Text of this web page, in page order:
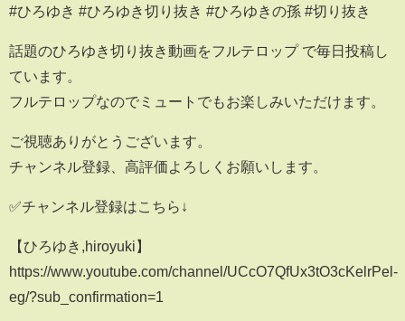
#ひろゆき #ひろゆき切り抜き #ひろゆきの孫 #切り抜き
話題のひろゆき切り抜き動画をフルテロップ で毎日投稿し
ています。
フルテロップなのでミュートでもお楽しみいただけます。
ご視聴ありがとうございます。
チャンネル登録、高評価よろしくお願いします。
✅チャンネル登録はこちら↓
【ひろゆき,hiroyuki】
https://www.youtube.com/channel/UCcO7QfUx3tO3cKelrPel-
eg/?sub_confirmation=1